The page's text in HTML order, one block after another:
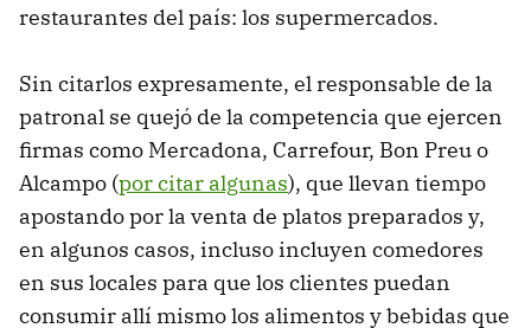
restaurantes del país: los supermercados.
Sin citarlos expresamente, el responsable de la
patronal se quejó de la competencia que ejercen
firmas como Mercadona, Carrefour, Bon Preu o
Alcampo (por citar algunas), que llevan tiempo
apostando por la venta de platos preparados y,
en algunos casos, incluso incluyen comedores
en sus locales para que los clientes puedan
consumir allí mismo los alimentos y bebidas que